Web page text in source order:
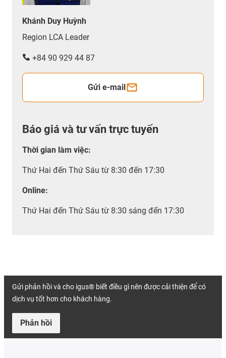
Khánh Duy Huỳnh
Region LCA Leader
+84 90 929 44 87
Gửi e-mail
Báo giá và tư vấn trực tuyến
Thời gian làm việc:
Thứ Hai đến Thứ Sáu từ 8:30 đến 17:30
Online:
Thứ Hai đến Thứ Sáu từ 8:30 sáng đến 17:30
Gửi phản hồi và cho igus® biết điều gì nên được cải thiện để có
dịch vụ tốt hơn cho khách hàng.
Phản hồi